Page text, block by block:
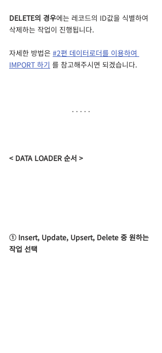
DELETE의 경우에는 레코드의 ID값을 식별하여
삭제하는 작업이 진행됩니다.
자세한 방법은 #2편 데이터로더를 이용하여
IMPORT 하기 를 참고해주시면 되겠습니다.
· · · · ·
< DATA LOADER 순서 >
① Insert, Update, Upsert, Delete 중 원하는
작업 선택